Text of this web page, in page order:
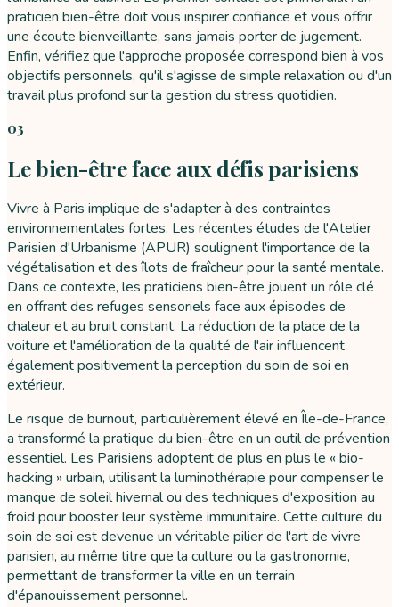
praticien bien-être doit vous inspirer confiance et vous offrir
une écoute bienveillante, sans jamais porter de jugement.
Enfin, vérifiez que l'approche proposée correspond bien à vos
objectifs personnels, qu'il s'agisse de simple relaxation ou d'un
travail plus profond sur la gestion du stress quotidien.
03
Le bien-être face aux défis parisiens
Vivre à Paris implique de s'adapter à des contraintes
environnementales fortes. Les récentes études de l'Atelier
Parisien d'Urbanisme (APUR) soulignent l'importance de la
végétalisation et des îlots de fraîcheur pour la santé mentale.
Dans ce contexte, les praticiens bien-être jouent un rôle clé
en offrant des refuges sensoriels face aux épisodes de
chaleur et au bruit constant. La réduction de la place de la
voiture et l'amélioration de la qualité de l'air influencent
également positivement la perception du soin de soi en
extérieur.
Le risque de burnout, particulièrement élevé en Île-de-France,
a transformé la pratique du bien-être en un outil de prévention
essentiel. Les Parisiens adoptent de plus en plus le « bio-
hacking » urbain, utilisant la luminothérapie pour compenser le
manque de soleil hivernal ou des techniques d'exposition au
froid pour booster leur système immunitaire. Cette culture du
soin de soi est devenue un véritable pilier de l'art de vivre
parisien, au même titre que la culture ou la gastronomie,
permettant de transformer la ville en un terrain
d'épanouissement personnel.